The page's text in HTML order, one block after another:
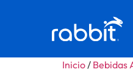
Inicio/ Bebidas